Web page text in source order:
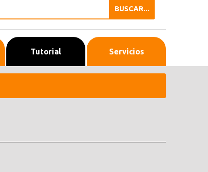
BUSCAR...
Tutorial Servicios